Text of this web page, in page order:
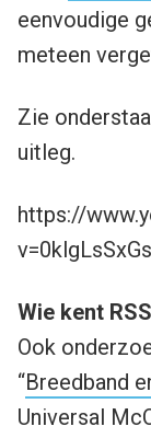
eenvoudige
meteen
Zie
uitleg.
https://
Wie kent
Ook
“Breedband
Universal